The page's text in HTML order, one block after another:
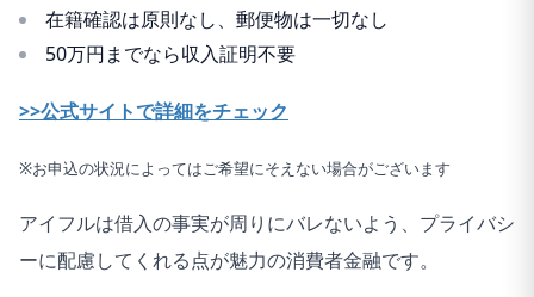
在籍確認は原則なし、郵便物は一切なし
50万円までなら収入証明不要
>>公式サイトで詳細をチェック
※お申込の状況によってはご希望にそえない場合がございます
アイフルは借入の事実が周りにバレないよう、プライバシ
ーに配慮してくれる点が魅力の消費者金融です。